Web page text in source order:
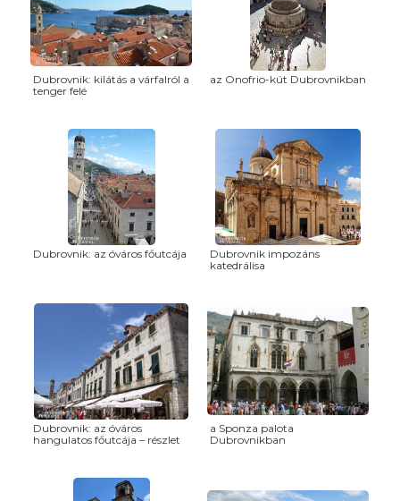
Dubrovnik: kilátás a várfalról a
tenger felé
az Onofrio-kút Dubrovnikban
Dubrovnik: az óváros főutcája
Dubrovnik impozáns
katedrálisa
Dubrovnik: az óváros
hangulatos főutcája – részlet
a Sponza palota
Dubrovnikban